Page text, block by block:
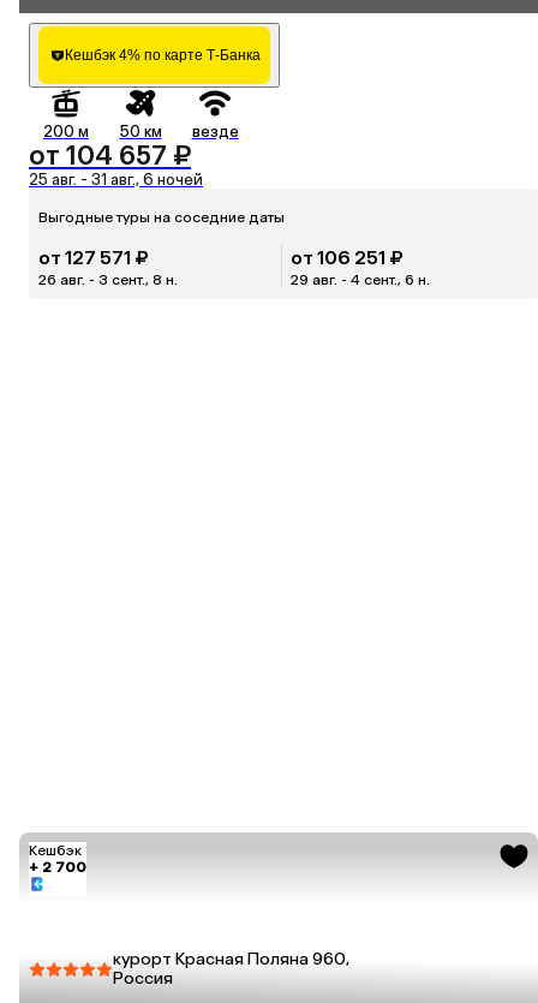
Кешбэк 4% по карте Т-Банка
200 м 50 км везде
от 104 657 ₽
25 авг. - 31 авг., 6 ночей
Выгодные туры на соседние даты
от 127 571 ₽
26 авг. - 3 сент., 8 н.
от 106 251 ₽
29 авг. - 4 сент., 6 н.
Кешбэк
+ 2 700
курорт Красная Поляна 960,
Россия